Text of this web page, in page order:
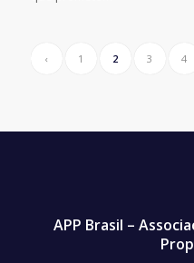
‹ 1 2 3 4
APP Brasil –